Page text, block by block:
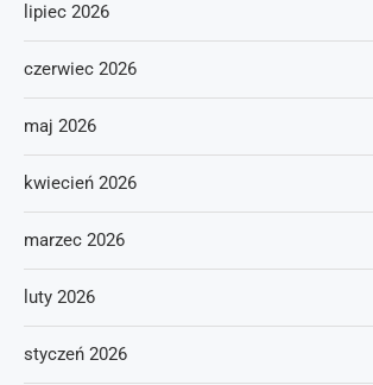
lipiec 2026
czerwiec 2026
maj 2026
kwiecień 2026
marzec 2026
luty 2026
styczeń 2026